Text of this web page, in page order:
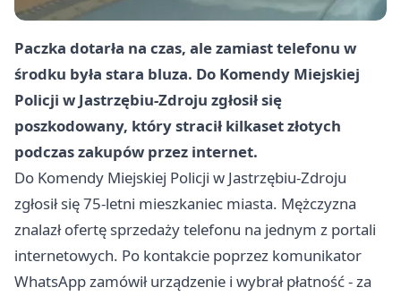
Paczka dotarła na czas, ale zamiast telefonu w
środku była stara bluza. Do Komendy Miejskiej
Policji w Jastrzębiu-Zdroju zgłosił się
poszkodowany, który stracił kilkaset złotych
podczas zakupów przez internet.
Do Komendy Miejskiej Policji w Jastrzębiu-Zdroju
zgłosił się 75-letni mieszkaniec miasta. Mężczyzna
znalazł ofertę sprzedaży telefonu na jednym z portali
internetowych. Po kontakcie poprzez komunikator
WhatsApp zamówił urządzenie i wybrał płatność - za